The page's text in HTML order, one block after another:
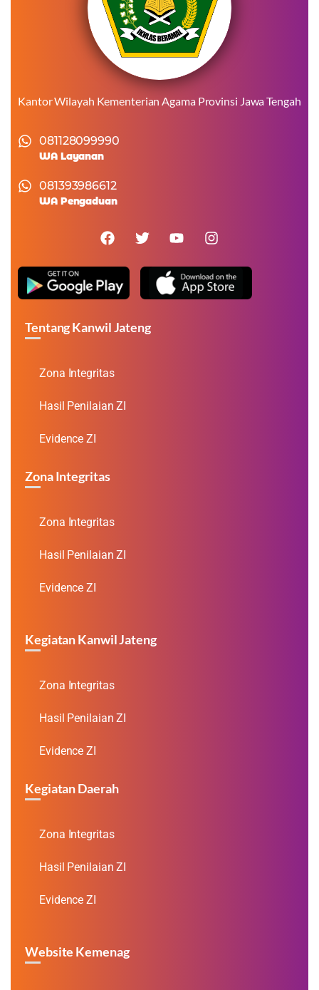
Kantor Wilayah Kementerian Agama Provinsi Jawa Tengah
081128099990
WA Layanan
081393986612
WA Pengaduan
Tentang Kanwil Jateng
Zona Integritas
Hasil Penilaian ZI
Evidence ZI
Zona Integritas
Zona Integritas
Hasil Penilaian ZI
Evidence ZI
Kegiatan Kanwil Jateng
Zona Integritas
Hasil Penilaian ZI
Evidence ZI
Kegiatan Daerah
Zona Integritas
Hasil Penilaian ZI
Evidence ZI
Website Kemenag